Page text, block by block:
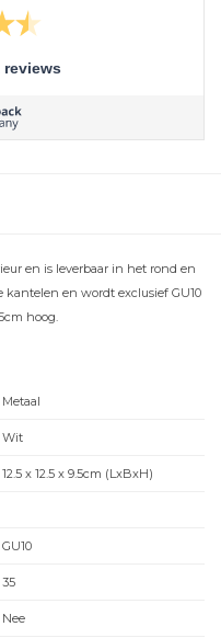
reviews
en is leverbaar in het rond en
kantelen en wordt exclusief GU10
hoog.
Metaal
Wit
12.5 x 12.5 x 9.5cm (LxBxH)
GU10
35
Nee